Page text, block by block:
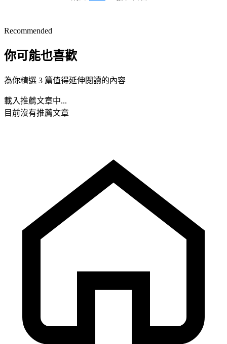
Recommended
你可能也喜歡
為你精選 3 篇值得延伸閱讀的內容
載入推薦文章中...
目前沒有推薦文章